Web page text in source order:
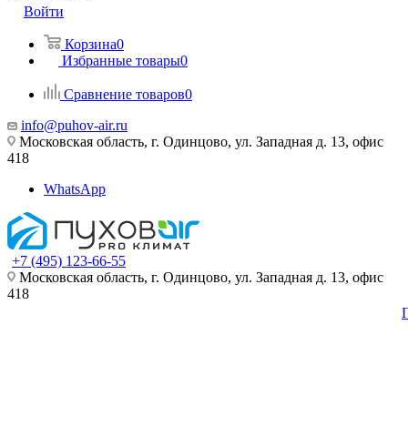
Войти
Корзина0
Избранные товары0
Сравнение товаров0
info@puhov-air.ru
Московская область, г. Одинцово, ул. Западная д. 13, офис
418
WhatsApp
+7 (495) 123-66-55
Московская область, г. Одинцово, ул. Западная д. 13, офис
418